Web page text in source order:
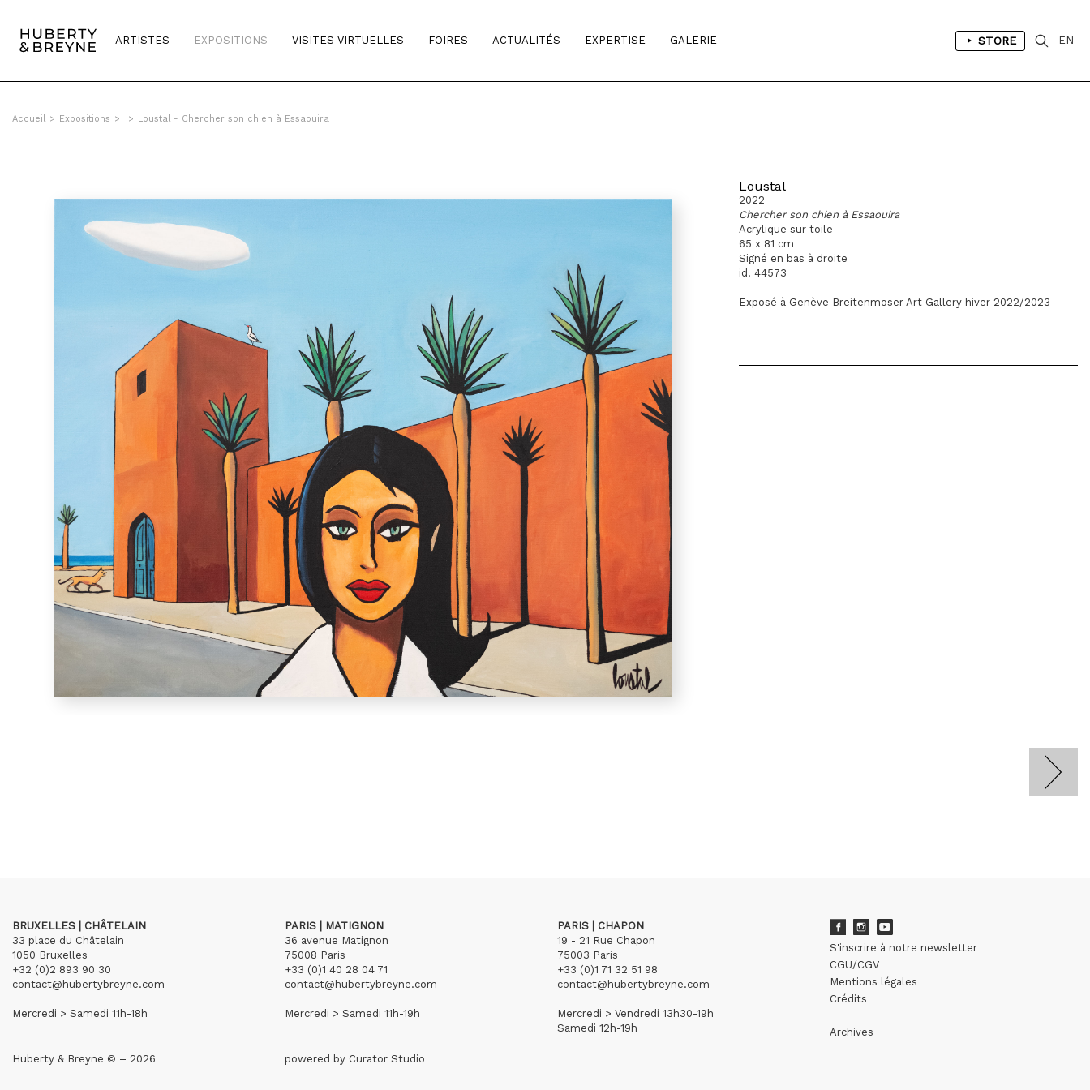
ARTISTES EXPOSITIONS VISITES VIRTUELLES FOIRES ACTUALITÉS EXPERTISE GALERIE STORE EN
Accueil > Expositions > > Loustal - Chercher son chien à Essaouira
Loustal
2022
Chercher son chien à Essaouira
Acrylique sur toile
65 x 81 cm
Signé en bas à droite
id. 44573
Exposé à Genève Breitenmoser Art Gallery hiver 2022/2023
BRUXELLES | CHÂTELAIN
33 place du Châtelain
1050 Bruxelles
+32 (0)2 893 90 30
contact@hubertybreyne.com
Mercredi > Samedi 11h-18h
PARIS | MATIGNON
36 avenue Matignon
75008 Paris
+33 (0)1 40 28 04 71
contact@hubertybreyne.com
Mercredi > Samedi 11h-19h
PARIS | CHAPON
19 - 21 Rue Chapon
75003 Paris
+33 (0)1 71 32 51 98
contact@hubertybreyne.com
Mercredi > Vendredi 13h30-19h
Samedi 12h-19h
S'inscrire à notre newsletter
CGU/CGV
Mentions légales
Crédits
Archives
Huberty & Breyne © – 2026 powered by Curator Studio